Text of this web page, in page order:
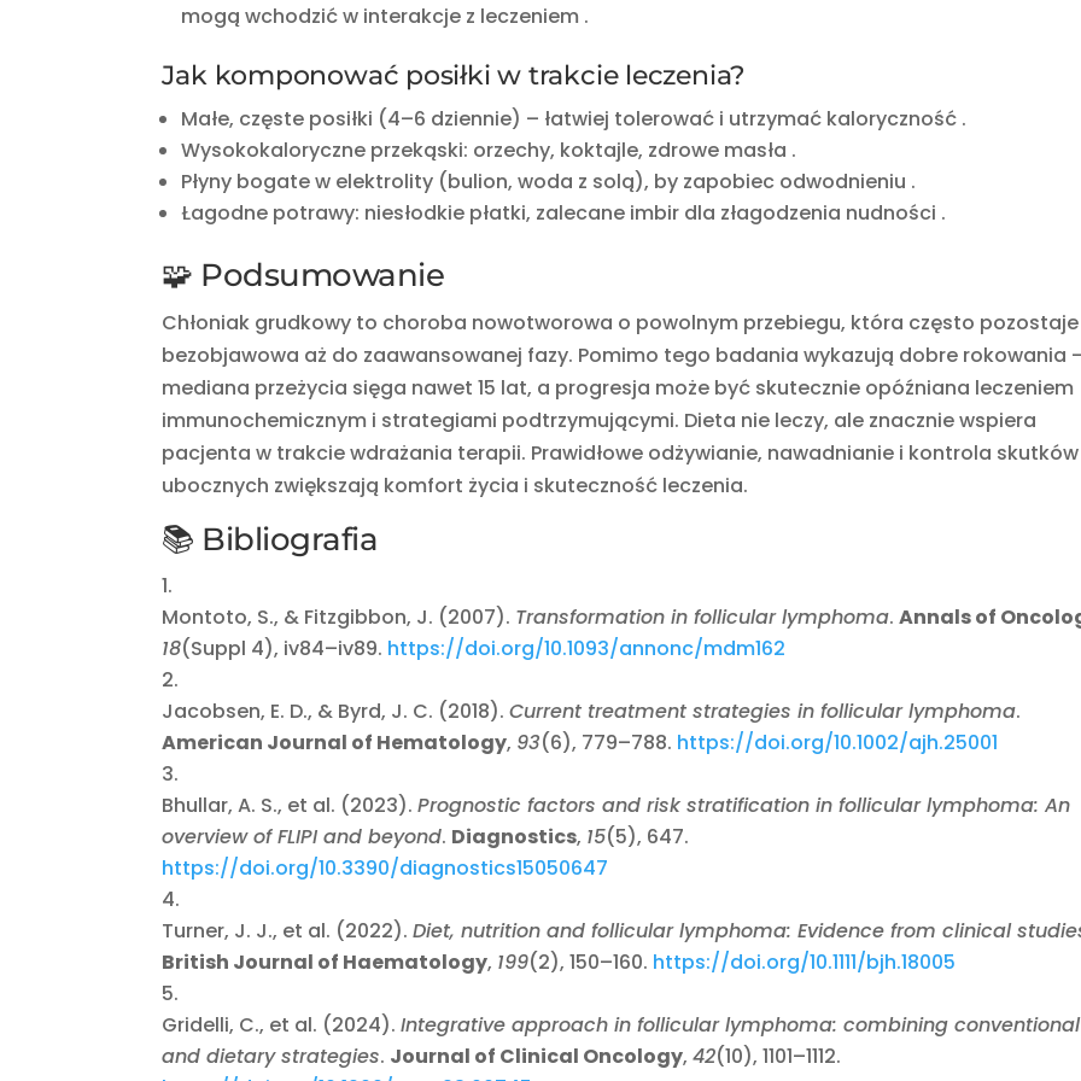
mogą wchodzić w interakcje z leczeniem .
Jak komponować posiłki w trakcie leczenia?
Małe, częste posiłki (4–6 dziennie) – łatwiej tolerować i utrzymać kaloryczność .
Wysokokaloryczne przekąski: orzechy, koktajle, zdrowe masła .
Płyny bogate w elektrolity (bulion, woda z solą), by zapobiec odwodnieniu .
Łagodne potrawy: niesłodkie płatki, zalecane imbir dla złagodzenia nudności .
🧩 Podsumowanie
Chłoniak grudkowy to choroba nowotworowa o powolnym przebiegu, która często pozostaje
bezobjawowa aż do zaawansowanej fazy. Pomimo tego badania wykazują dobre rokowania
mediana przeżycia sięga nawet 15 lat, a progresja może być skutecznie opóźniana leczeniem
immunochemicznym i strategiami podtrzymującymi. Dieta nie leczy, ale znacznie wspiera
pacjenta w trakcie wdrażania terapii. Prawidłowe odżywianie, nawadnianie i kontrola skutków
ubocznych zwiększają komfort życia i skuteczność leczenia.
📚 Bibliografia
Montoto, S., & Fitzgibbon, J. (2007). Transformation in follicular lymphoma.Annals of
18(Suppl 4), iv84–iv89. https://doi.org/10.1093/annonc/mdm162
Jacobsen, E. D., & Byrd, J. C. (2018).Current treatment strategies in follicular lymphoma.
American Journal of Hematology, 93(6), 779–788. https://doi.org/10.1002/ajh.25001
Bhullar, A. S., et al. (2023).Prognostic factors and risk stratification in follicular lymphoma: An
overview of FLIPI and beyond. Diagnostics, 15(5), 647.
https://doi.org/10.3390/diagnostics15050647
Turner, J. J., et al. (2022).Diet, nutrition and follicular lymphoma: Evidence from clinical
British Journal of Haematology, 199(2), 150–160. https://doi.org/10.1111/bjh.18005
Gridelli, C., et al. (2024).Integrative approach in follicular lymphoma: combining conventional
and dietary strategies. Journal of Clinical Oncology,42(10), 1101–1112.